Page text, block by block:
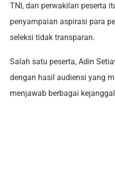
TNI, dan perwakilan peserta
penyampaian aspirasi para
seleksi tidak transparan.
Salah satu peserta, Adin
dengan hasil audiensi yang
menjawab berbagai